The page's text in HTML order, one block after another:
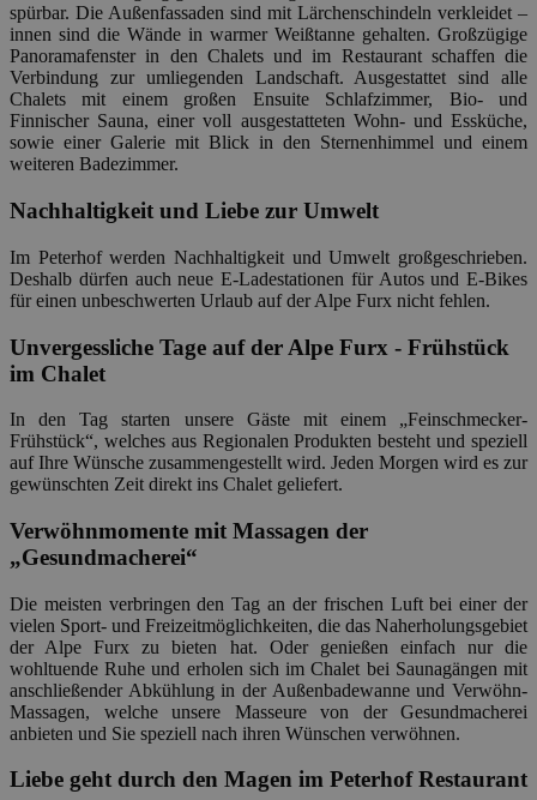
spürbar. Die Außenfassaden sind mit Lärchenschindeln verkleidet –
innen sind die Wände in warmer Weißtanne gehalten. Großzügige
Panoramafenster in den Chalets und im Restaurant schaffen die
Verbindung zur umliegenden Landschaft. Ausgestattet sind alle
Chalets mit einem großen Ensuite Schlafzimmer, Bio- und
Finnischer Sauna, einer voll ausgestatteten Wohn- und Essküche,
sowie einer Galerie mit Blick in den Sternenhimmel und einem
weiteren Badezimmer.
Nachhaltigkeit und Liebe zur Umwelt
Im Peterhof werden Nachhaltigkeit und Umwelt großgeschrieben.
Deshalb dürfen auch neue E-Ladestationen für Autos und E-Bikes
für einen unbeschwerten Urlaub auf der Alpe Furx nicht fehlen.
Unvergessliche Tage auf der Alpe Furx - Frühstück
im Chalet
In den Tag starten unsere Gäste mit einem „Feinschmecker-
Frühstück“, welches aus Regionalen Produkten besteht und speziell
auf Ihre Wünsche zusammengestellt wird. Jeden Morgen wird es zur
gewünschten Zeit direkt ins Chalet geliefert.
Verwöhnmomente mit Massagen der
„Gesundmacherei“
Die meisten verbringen den Tag an der frischen Luft bei einer der
vielen Sport- und Freizeitmöglichkeiten, die das Naherholungsgebiet
der Alpe Furx zu bieten hat. Oder genießen einfach nur die
wohltuende Ruhe und erholen sich im Chalet bei Saunagängen mit
anschließender Abkühlung in der Außenbadewanne und Verwöhn-
Massagen, welche unsere Masseure von der Gesundmacherei
anbieten und Sie speziell nach ihren Wünschen verwöhnen.
Liebe geht durch den Magen im Peterhof Restaurant